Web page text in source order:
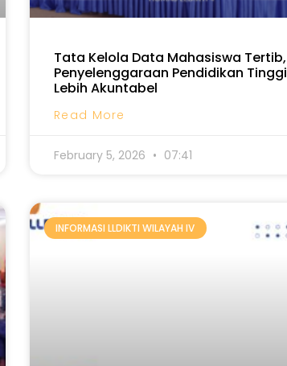
Tata Kelola Data Mahasiswa Tertib,
Penyelenggaraan Pendidikan Tinggi
Lebih Akuntabel
Read More
February 5, 2026 07:41
INFORMASI LLDIKTI WILAYAH IV